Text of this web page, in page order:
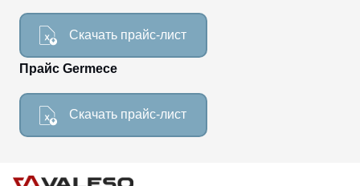
Скачать прайс-лист
Прайс Germece
Скачать прайс-лист